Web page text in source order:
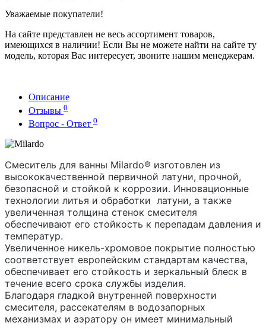
Уважаемые покупатели!
На сайте представлен не весь ассортимент товаров,
имеющихся в наличии! Если Вы не можете найти на сайте ту
модель, которая Вас интересует, звоните нашим менеджерам.
Описание
Отзывы 0
Вопрос - Ответ 0
Смеситель для ванны Milardo® изготовлен из
высококачественной первичной латуни, прочной,
безопасной и стойкой к коррозии. Инновационные
технологии литья и обработки  латуни, а также
увеличенная толщина стенок смесителя
обеспечивают его стойкость к перепадам давления и
температур.
Увеличенное никель-хромовое покрытие полностью
соответствует европейским стандартам качества,
обеспечивает его стойкость и зеркальный блеск в
течение всего срока службы изделия.
Благодаря гладкой внутренней поверхности
смесителя, рассекателям в водозапорных
механизмах и аэратору он имеет минимальный